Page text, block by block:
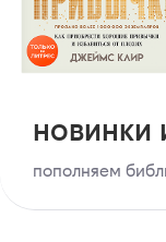
новинки
пополняем